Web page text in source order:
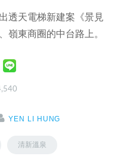
透天電梯新建案《景見
嶺東商圈的中台路上。
YEN LI HUNG
清新溫泉